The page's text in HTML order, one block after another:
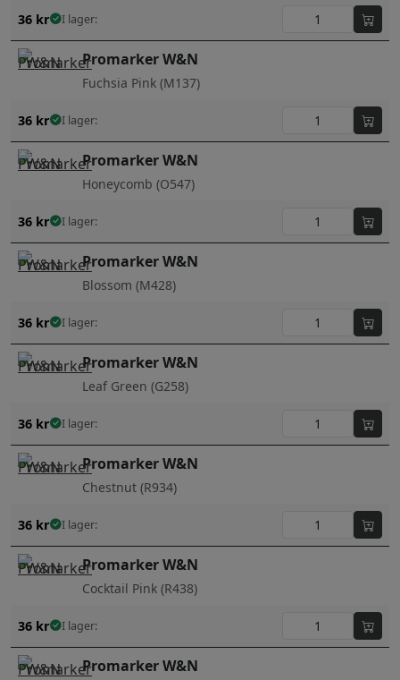
36 kr I lager:
Promarker W&N
Fuchsia Pink (M137)
36 kr I lager:
Promarker W&N
Honeycomb (O547)
36 kr I lager:
Promarker W&N
Blossom (M428)
36 kr I lager:
Promarker W&N
Leaf Green (G258)
36 kr I lager:
Promarker W&N
Chestnut (R934)
36 kr I lager:
Promarker W&N
Cocktail Pink (R438)
36 kr I lager:
Promarker W&N